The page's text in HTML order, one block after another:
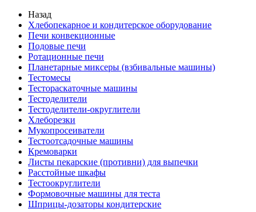
Назад
Хлебопекарное и кондитерское оборудование
Печи конвекционные
Подовые печи
Ротационные печи
Планетарные миксеры (взбивальные машины)
Тестомесы
Тестораскаточные машины
Тестоделители
Тестоделители-округлители
Хлеборезки
Мукопросеиватели
Тестоотсадочные машины
Кремоварки
Листы пекарские (противни) для выпечки
Расстойные шкафы
Тестоокруглители
Формовочные машины для теста
Шприцы-дозаторы кондитерские